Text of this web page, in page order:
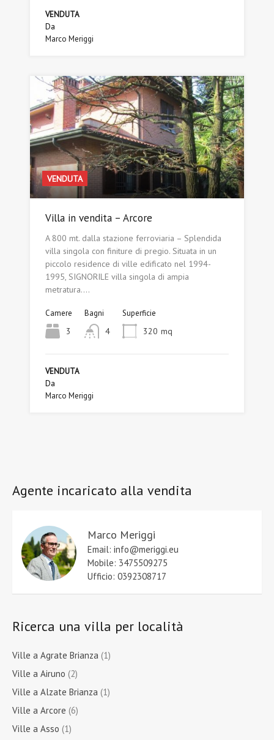
VENDUTA
Da
Marco Meriggi
VENDUTA
Villa in vendita – Arcore
A 800 mt. dalla stazione ferroviaria – Splendida
villa singola con finiture di pregio. Situata in un
piccolo residence di ville edificato nel 1994-
1995, SIGNORILE villa singola di ampia
metratura.…
Camere
3
Bagni
4
Superficie
320 mq
VENDUTA
Da
Marco Meriggi
Agente incaricato alla vendita
Marco Meriggi
Email: info@meriggi.eu
Mobile: 3475509275
Ufficio: 0392308717
Ricerca una villa per località
Ville a Agrate Brianza (1)
Ville a Airuno (2)
Ville a Alzate Brianza (1)
Ville a Arcore (6)
Ville a Asso (1)